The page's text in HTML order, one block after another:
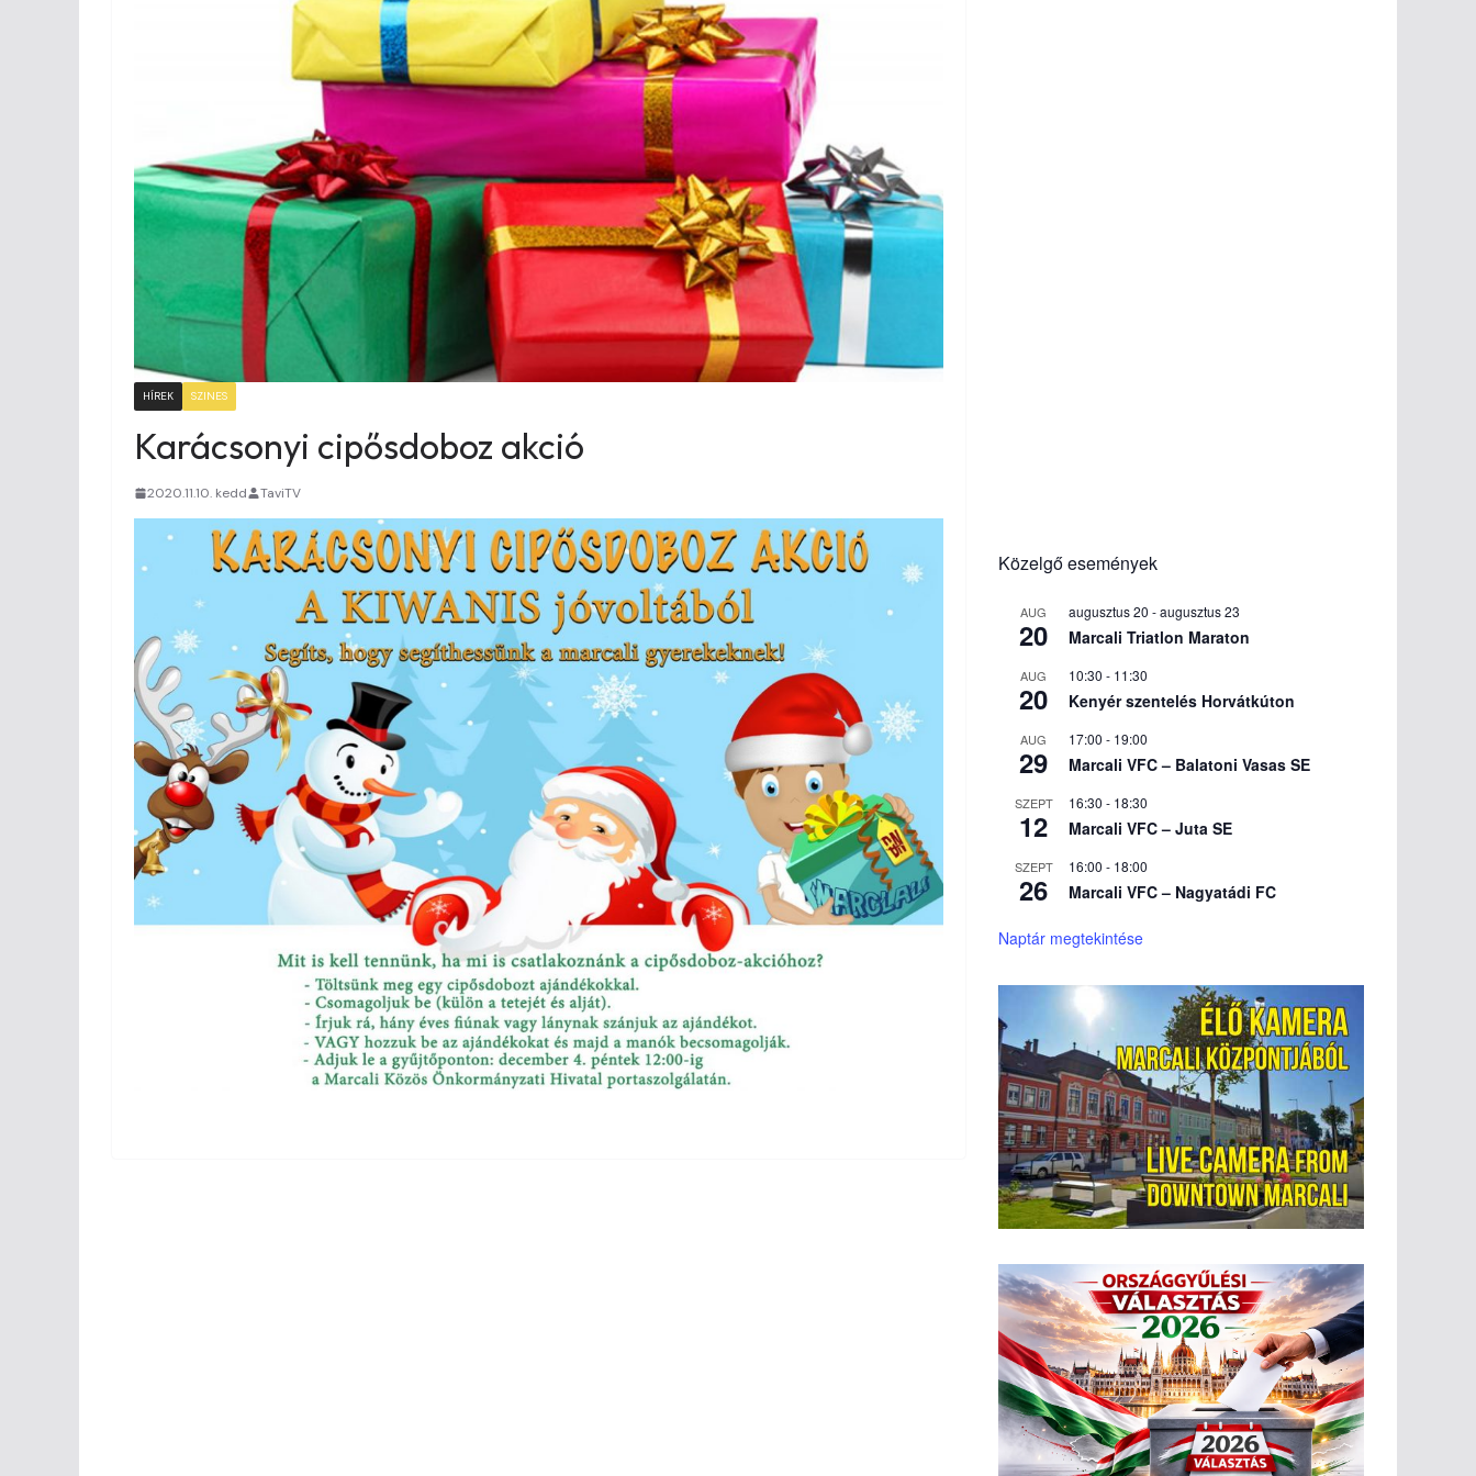
HÍREK SZINES
Karácsonyi cipősdoboz akció
2020.11.10. kedd TaviTV
Közelgő események
AUG
20
augusztus 20 -augusztus 23
Marcali Triatlon Maraton
AUG
20
10:30 - 11:30
Kenyér szentelés Horvátkúton
AUG
29
17:00 - 19:00
Marcali VFC – Balatoni Vasas SE
SZEPT
12
16:30 - 18:30
Marcali VFC – Juta SE
SZEPT
26
16:00 - 18:00
Marcali VFC – Nagyatádi FC
Naptár megtekintése